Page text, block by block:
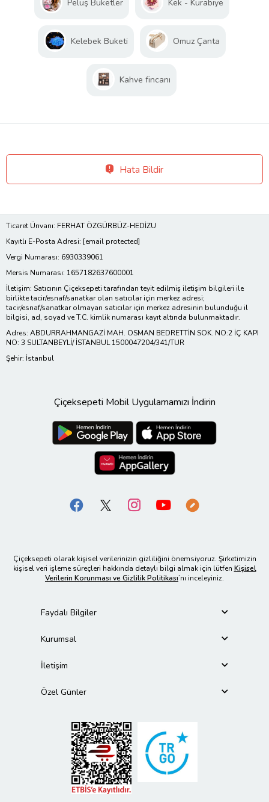
Peluş Buketler Kek - Kurabiye
Kelebek Buketi Omuz Çanta
Kahve fincanı
Hata Bildir
Ticaret Ünvanı: FERHAT ÖZGÜRBÜZ-HEDİZU
Kayıtlı E-Posta Adresi: [email protected]
Vergi Numarası: 6930339061
Mersis Numarası: 1657182637600001
İletişim: Satıcının Çiçeksepeti tarafından teyit edilmiş iletişim bilgileri ile
birlikte tacir/esnaf/sanatkar olan satıcılar için merkez adresi;
tacir/esnaf/sanatkar olmayan satıcılar için merkez adresinin bulunduğu il
bilgisi, ad, soyad ve T.C. kimlik numarası kayıt altında bulunmaktadır.
Adres: ABDURRAHMANGAZİ MAH. OSMAN BEDRETTİN SOK. NO:2 İÇ KAPI
NO: 3 SULTANBEYLİ/ İSTANBUL 1500047204/341/TUR
Şehir: İstanbul
Çiçeksepeti Mobil Uygulamamızı İndirin
Çiçeksepeti olarak kişisel verilerinizin gizliliğini önemsiyoruz. Şirketimizin
kişisel veri işleme süreçleri hakkında detaylı bilgi almak için lütfen Kişisel
Verilerin Korunması ve Gizlilik Politikası’nı inceleyiniz.
Faydalı Bilgiler
Kurumsal
İletişim
Özel Günler